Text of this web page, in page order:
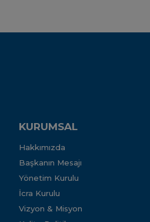
KURUMSAL
Hakkımızda
Başkanın Mesajı
Yönetim Kurulu
İcra Kurulu
Vizyon & Misyon